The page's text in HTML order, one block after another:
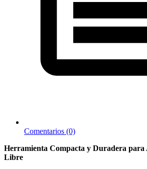
Comentarios (0)
Herramienta Compacta y Duradera para
Libre